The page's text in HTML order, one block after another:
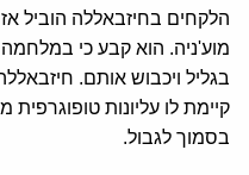
הלקחים בחיזבאללה הוביל
מוע'ניה. הוא קבע כי
בגליל ויכבוש אותם.
קיימת לו עליונות
בסמוך לגבול.